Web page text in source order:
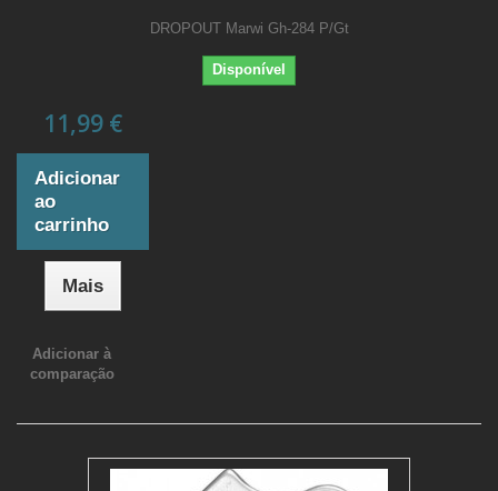
DROPOUT Marwi Gh-284 P/Gt
Disponível
11,99 €
Adicionar
ao
carrinho
Mais
Adicionar à
comparação